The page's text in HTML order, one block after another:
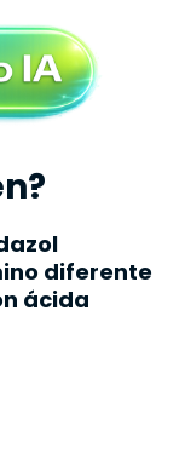
diferente
ácida